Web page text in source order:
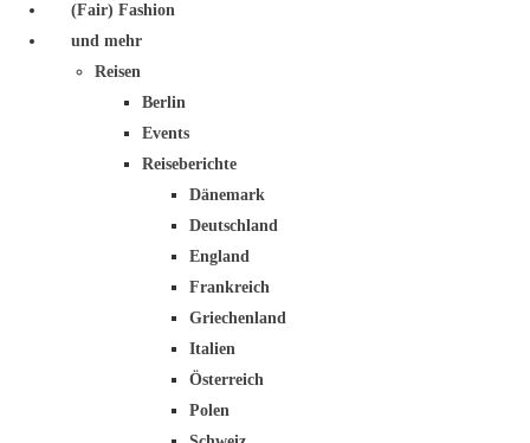
(Fair) Fashion
und mehr
Reisen
Berlin
Events
Reiseberichte
Dänemark
Deutschland
England
Frankreich
Griechenland
Italien
Österreich
Polen